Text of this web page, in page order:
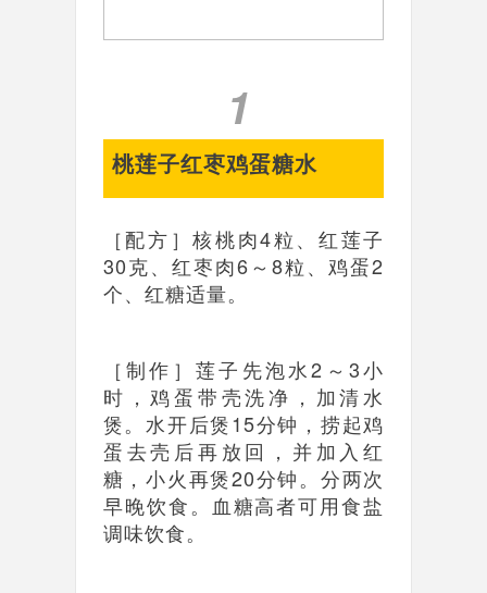
1
桃莲子红枣鸡蛋糖水
［配方］核桃肉4粒、红莲子
30克、红枣肉6～8粒、鸡蛋2
个、红糖适量。
［制作］莲子先泡水2～3小
时，鸡蛋带壳洗净，加清水
煲。水开后煲15分钟，捞起鸡
蛋去壳后再放回，并加入红
糖，小火再煲20分钟。分两次
早晚饮食。血糖高者可用食盐
调味饮食。